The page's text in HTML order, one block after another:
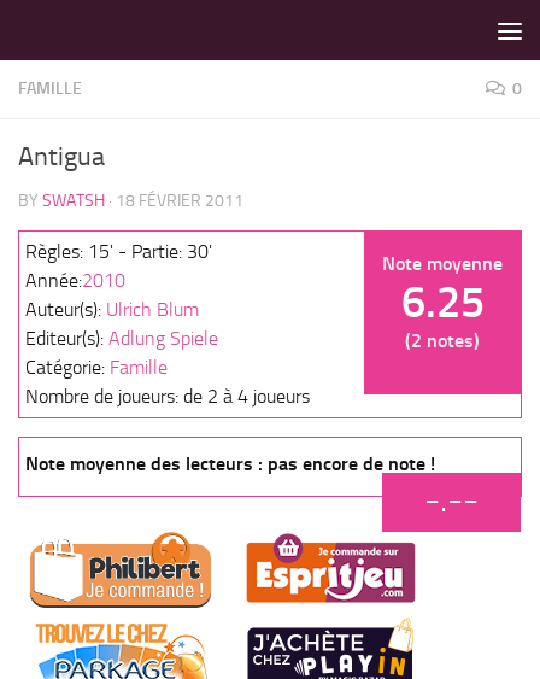
FAMILLE 0
Antigua
BY SWATSH · 18 FÉVRIER 2011
Note moyenne
6.25
(2 notes)
Règles: 15' - Partie: 30'
Année:2010
Auteur(s): Ulrich Blum
Editeur(s): Adlung Spiele
Catégorie: Famille
Nombre de joueurs: de 2 à 4 joueurs
Note moyenne des lecteurs : pas encore de note !
-.--